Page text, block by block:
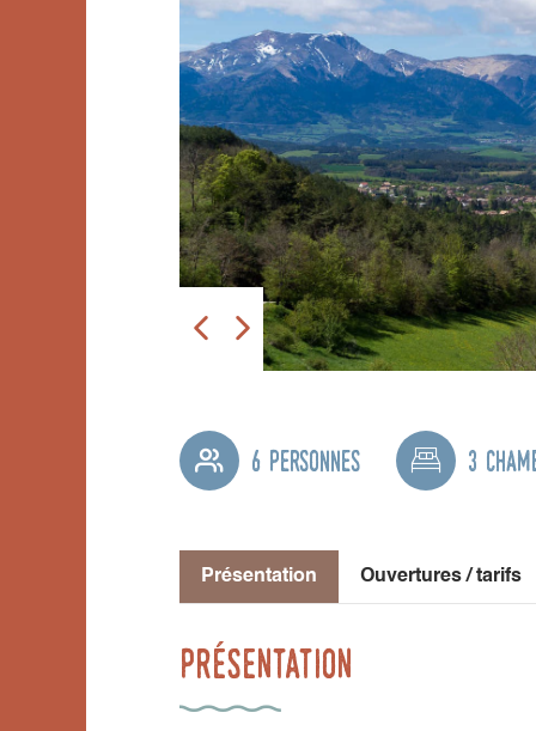
6 personnes 3
Présentation Ouvertures / tarifs
Présentation